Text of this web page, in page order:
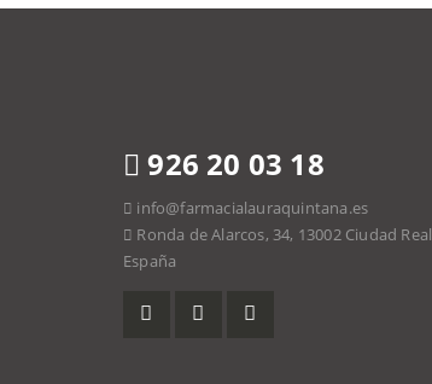
926 20 03 18
info@farmacialauraquintana.es
Ronda de Alarcos, 34, 13002 Ciudad Real
España